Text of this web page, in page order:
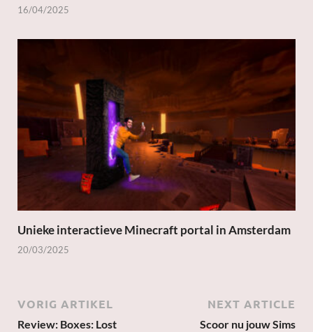
16/04/2025
Unieke interactieve Minecraft portal in Amsterdam
20/03/2025
VORIG ARTIKEL
Review: Boxes: Lost
NEXT ARTICLE
Scoor nu jouw Sims